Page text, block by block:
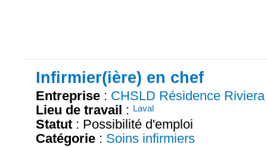
Infirmier(ière) en chef
Entreprise : CHSLD Résidence Riviera
Lieu de travail : Laval
Statut : Possibilité d'emploi
Catégorie : Soins infirmiers